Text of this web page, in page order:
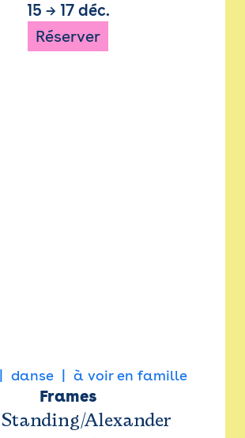
15 → 17 déc.
Réserver
danse à voir en famille
Frames
Alexander